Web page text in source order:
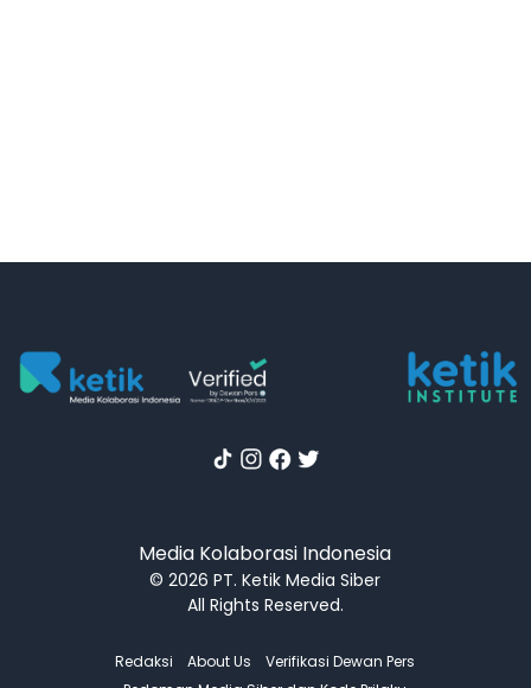
Media Kolaborasi Indonesia
© 2026 PT. Ketik Media Siber
All Rights Reserved.
Redaksi About Us
Verifikasi Dewan Pers